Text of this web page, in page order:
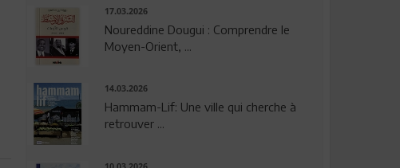
17.03.2026
Noureddine Dougui : Comprendre le
Moyen-Orient, ...
14.03.2026
Hammam-Lif: Une ville qui cherche à
retrouver ...